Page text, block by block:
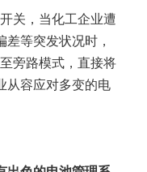
关，当化工企业遭
等突发状况时，
旁路模式，直接将
从容应对多变的电